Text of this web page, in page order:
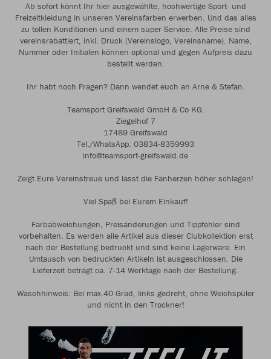
Ab sofort könnt Ihr hier ausgewählte, hochwertige Sport- und
Freizeitkleidung in unseren Vereinsfarben erwerben. Und das alles
zu tollen Konditionen und einem super Service. Alle Preise sind
vereinsrabattiert, inkl. Druck (Vereinslogo, Vereinsname). Name,
Nummer oder Initialen können optional und gegen Aufpreis dazu
bestellt werden.
Ihr habt noch Fragen? Dann wendet euch an Arne & Stefan.
Teamsport Greifswald GmbH & Co KG.
Ziegelhof 7
17489 Greifswald
Tel./WhatsApp: 03834-8359993
info@teamsport-greifswald.de
Zeigt Eure Vereinstreue und lasst die Fanherzen höher schlagen!
Viel Spaß bei Eurem Einkauf!
Farbabweichungen, Preisänderungen und Tippfehler sind
vorbehalten. Es werden alle Artikel aus dieser Clubkollektion erst
nach der Bestellung bedruckt und sind keine Lagerware. Ein
Umtausch von bedruckten Artikeln ist ausgeschlossen. Die
Lieferzeit beträgt ca. 7-14 Werktage nach der Bestellung.
Waschhinweis: Bei max.40 Grad, links gedreht, ohne Weichspüler
und nicht in den Trockner!